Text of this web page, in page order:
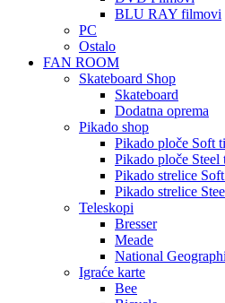
BLU RAY filmovi
PC
Ostalo
FAN ROOM
Skateboard Shop
Skateboard
Dodatna oprema
Pikado shop
Pikado ploče Soft
Pikado ploče Steel
Pikado strelice
Pikado strelice
Teleskopi
Bresser
Meade
National
Igraće karte
Bee